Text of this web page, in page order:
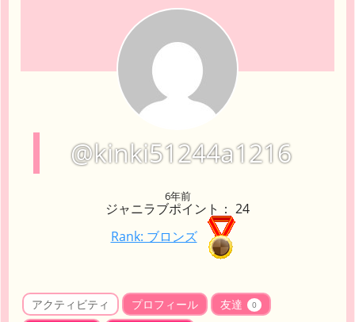
@kinki51244a1216
6年前
ジャニラブポイント： 24
Rank: ブロンズ
アクティビティ プロフィール 友達 0